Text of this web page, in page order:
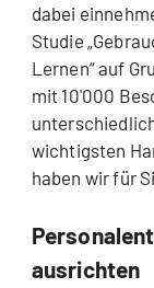
dabei
Studie
Lernen“ auf
mit 10'000
wichtigsten
haben wir für
ausrichten